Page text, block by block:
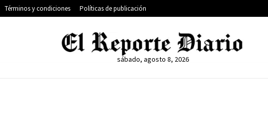
Términos y condiciones Políticas de publicación
sábado, agosto 8, 2026